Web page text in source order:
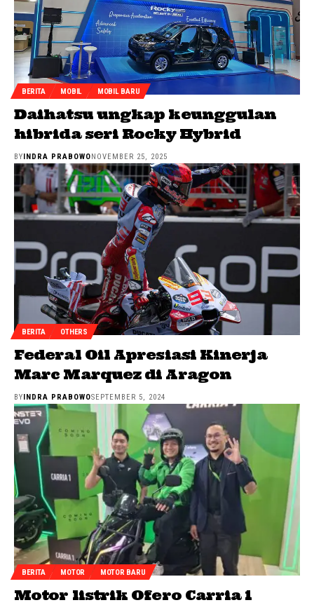
BERITA MOBIL MOBIL BARU
Daihatsu ungkap keunggulan
hibrida seri Rocky Hybrid
BY INDRA PRABOWO NOVEMBER 25, 2025
BERITA OTHERS
Federal Oil Apresiasi Kinerja
Marc Marquez di Aragon
BY INDRA PRABOWOSEPTEMBER 5, 2024
BERITA MOTOR MOTOR BARU
Motor listrik Ofero Carria 1